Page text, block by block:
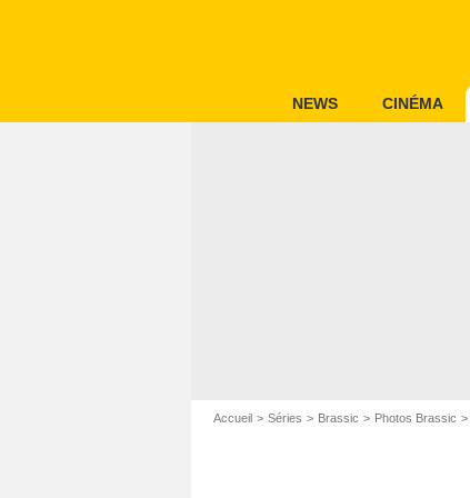
NEWS CINÉMA
Accueil Séries Brassic Photos Brassic